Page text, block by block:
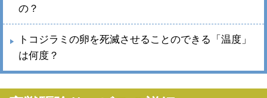
の？
トコジラミの卵を死滅させることのできる「温度」
は何度？